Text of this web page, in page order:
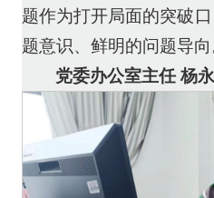
题作为打开局面的突破
题意识、鲜明的问题导向
党委办公室主任 杨